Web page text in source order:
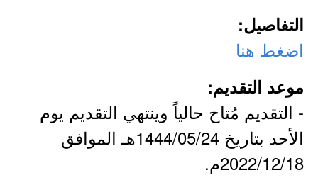
التفاصيل:
اضغط هنا
موعد التقديم:
- التقديم مُتاح حالياً وينتهي التقديم يوم
الأحد بتاريخ 1444/05/24هـ الموافق
2022/12/18م.